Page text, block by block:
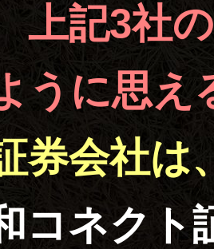
上記3社
うに思え
券会社は
コネクト